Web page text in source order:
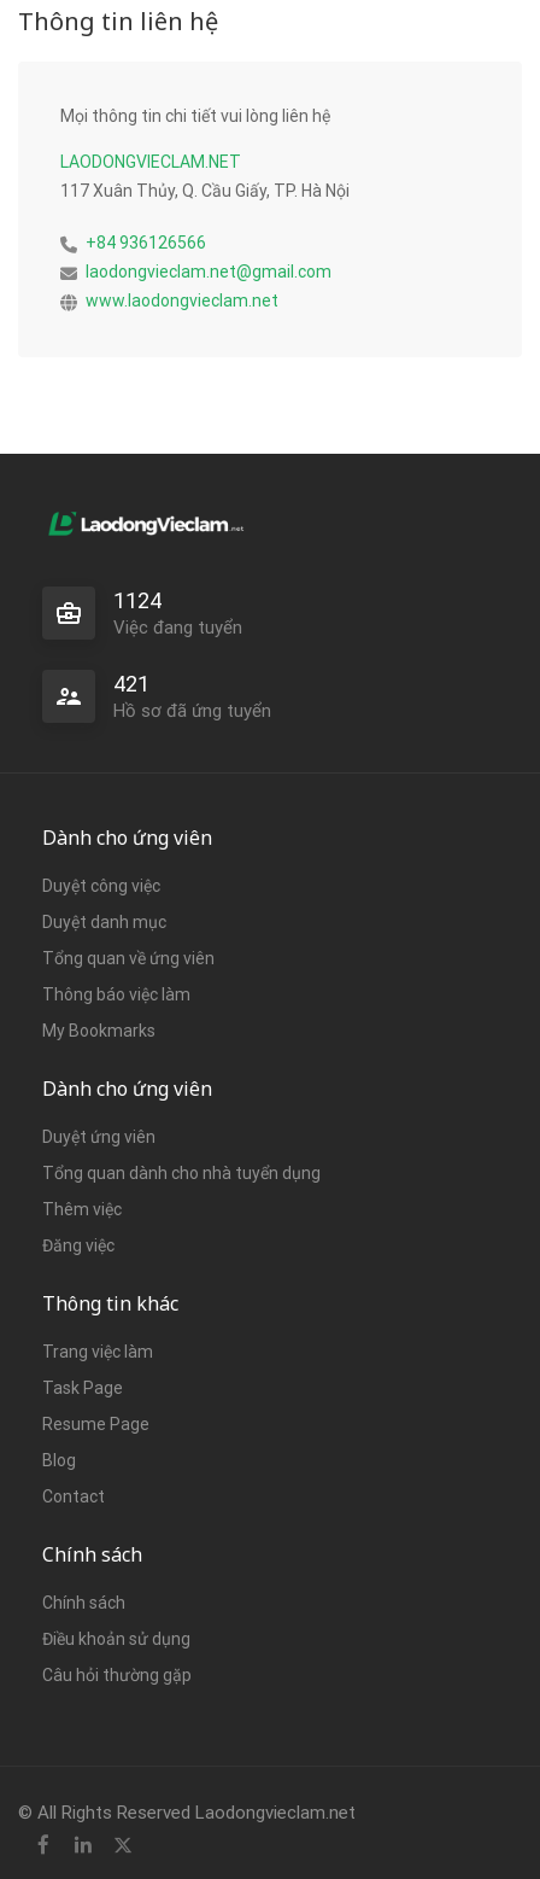
Thông tin liên hệ
Mọi thông tin chi tiết vui lòng liên hệ
LAODONGVIECLAM.NET
117 Xuân Thủy, Q. Cầu Giấy, TP. Hà Nội
+84 936126566
laodongvieclam.net@gmail.com
www.laodongvieclam.net
1124
Việc đang tuyển
421
Hồ sơ đã ứng tuyển
Dành cho ứng viên
Duyệt công việc
Duyệt danh mục
Tổng quan về ứng viên
Thông báo việc làm
My Bookmarks
Dành cho ứng viên
Duyệt ứng viên
Tổng quan dành cho nhà tuyển dụng
Thêm việc
Đăng việc
Thông tin khác
Trang việc làm
Task Page
Resume Page
Blog
Contact
Chính sách
Chính sách
Điều khoản sử dụng
Câu hỏi thường gặp
© All Rights Reserved Laodongvieclam.net